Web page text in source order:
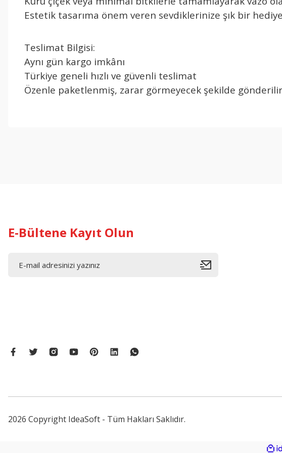
Estetik tasarıma önem veren sevdiklerinize şık bir
Teslimat Bilgisi:
Aynı gün kargo imkânı
Türkiye geneli hızlı ve güvenli teslimat
Özenle paketlenmiş, zarar görmeyecek şekilde gönderilir
E-Bültene Kayıt Olun
2026 Copyright IdeaSoft - Tüm Hakları Saklıdır.